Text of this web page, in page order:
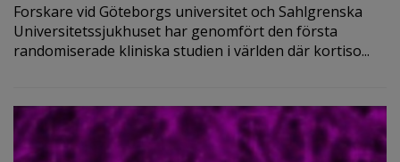
Forskare vid Göteborgs universitet och Sahlgrenska
Universitetssjukhuset har genomfört den första
randomiserade kliniska studien i världen där kortiso...